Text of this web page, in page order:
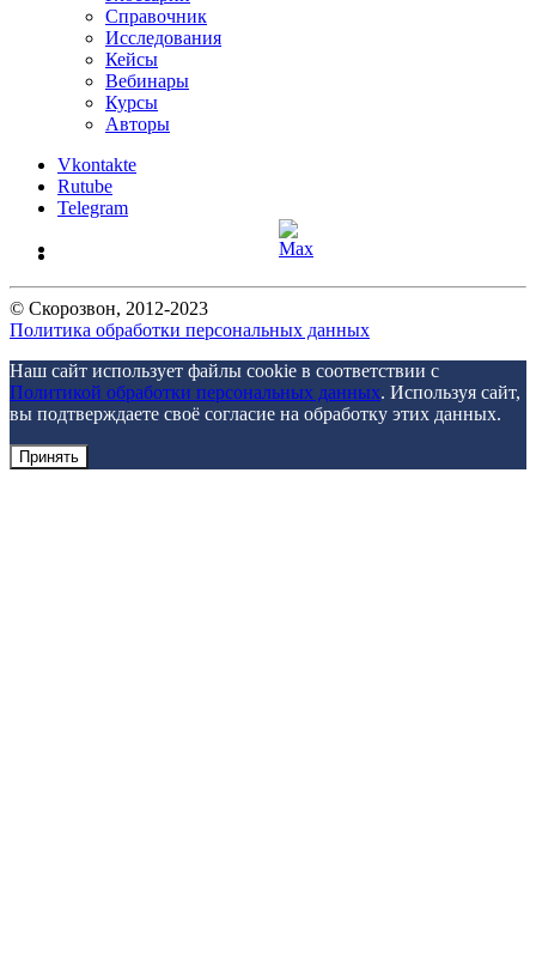
Справочник
Исследования
Кейсы
Вебинары
Курсы
Авторы
Vkontakte
Rutube
Telegram
© Скорозвон, 2012-2023
Политика обработки персональных данных
Наш сайт использует файлы cookie в соответствии с
Политикой обработки персональных данных. Используя сайт,
вы подтверждаете своё согласие на обработку этих данных.
Принять